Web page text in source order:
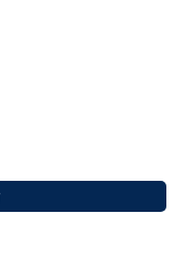
উদ্বোধন হলো ‘শিফা
০৫ আগস্ট ২০২৬